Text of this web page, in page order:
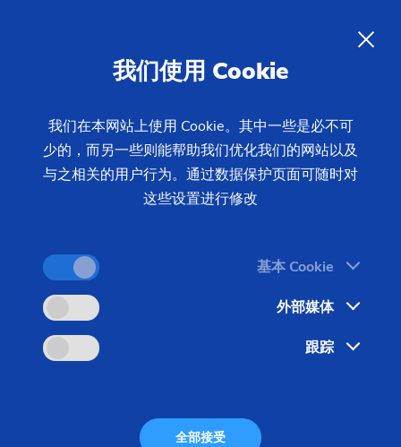
我们使用 Cookie
我们在本网站上使用 Cookie。其中一些是必不可
少的，而另一些则能帮助我们优化我们的网站以及
与之相关的用户行为。通过数据保护页面可随时对
这些设置进行修改
基本 Cookie
外部媒体
跟踪
全部接受